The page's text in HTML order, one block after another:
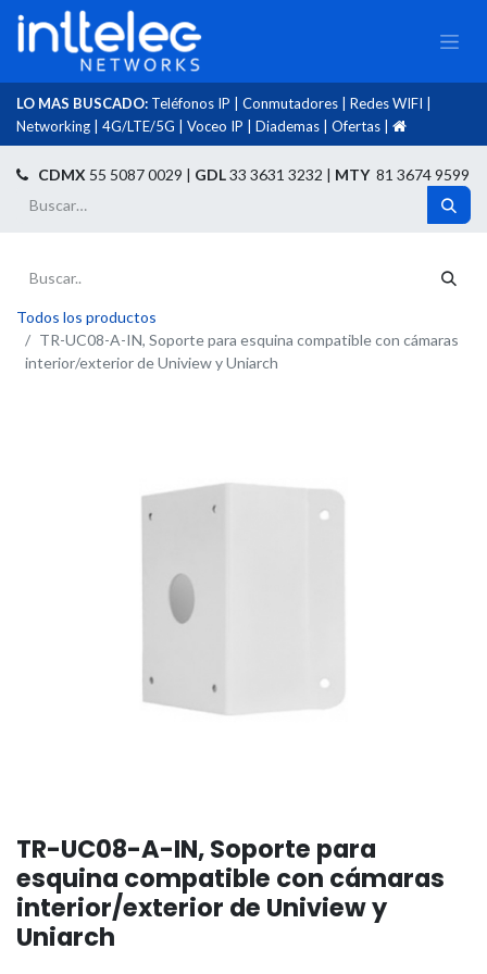
LO MAS BUSCADO: Teléfonos IP Conmutadores Redes WIFI
Networking
4G/LTE/5G Voceo IP Diademas Ofertas
CDMX 55 5087 0029 | GDL33 3631 3232 | MTY81 3674 9599
Todos los productos
TR-UC08-A-IN, Soporte para esquina compatible con cámaras
interior/exterior de Uniview y Uniarch
TR-UC08-A-IN, Soporte para
esquina compatible con cámaras
interior/exterior de Uniview y
Uniarch